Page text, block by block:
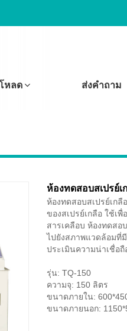
หลด ส่งคำถาม
ห้องทดสอบสเปรย์เ
ห้องทดสอบสเปรย์เกลื
ของสเปรย์เกลือ ใช้เ
สารเคลือบ ห้องทดสอ
ไปยังสภาพแวดล้อมที่
ประเมินความน่าเชื่อ
รุ่น: TQ-150
ความจุ: 150 ลิตร
ขนาดภายใน:
ขนาดภายนอก: